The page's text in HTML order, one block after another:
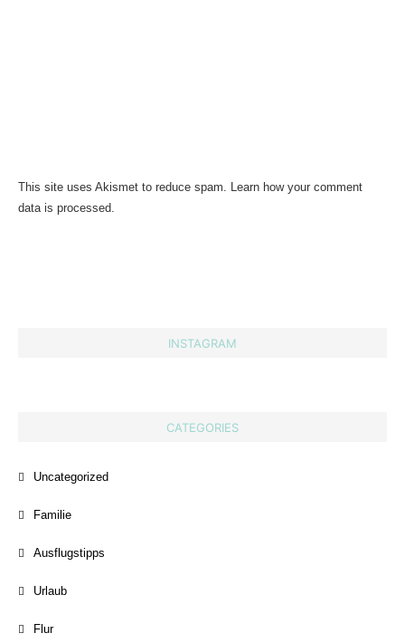
This site uses Akismet to reduce spam. Learn how your comment
data is processed.
INSTAGRAM
CATEGORIES
Uncategorized
Familie
Ausflugstipps
Urlaub
Flur